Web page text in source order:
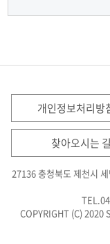
개인정보처리방
찾아오시는 길
27136 충청북도 제천시
COPYRIGHT (C)